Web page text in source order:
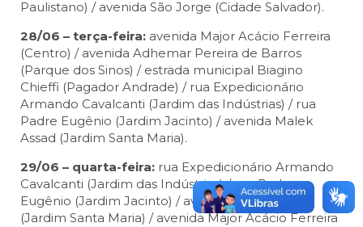
Paulistano) / avenida São Jorge (Cidade Salvador).
28/06 – terça-feira: avenida Major Acácio Ferreira
(Centro) / avenida Adhemar Pereira de Barros
(Parque dos Sinos) / estrada municipal Biagino
Chieffi (Pagador Andrade) / rua Expedicionário
Armando Cavalcanti (Jardim das Indústrias) / rua
Padre Eugênio (Jardim Jacinto) / avenida Malek
Assad (Jardim Santa Maria).
29/06 – quarta-feira: rua Expedicionário Armando
Cavalcanti (Jardim das Indústrias) / rua Padre
Eugênio (Jardim Jacinto) / avenida Malek Assad
(Jardim Santa Maria) / avenida Major Acácio Ferreira